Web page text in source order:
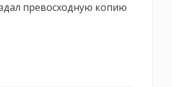
превосходную копию